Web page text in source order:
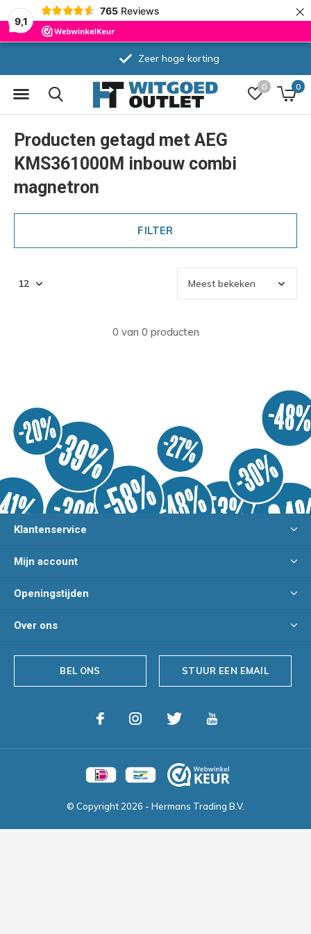
9,1
765 Reviews ×
0 0
Zeer hoge korting
Producten getagd met AEG
KMS361000M inbouw combi
magnetron
FILTER
0 van 0 producten
Klantenservice
Mijn account
Openingstijden
Over ons
BEL ONS STUUR EEN EMAIL
© Copyright 2026 - Hermans Trading B.V.